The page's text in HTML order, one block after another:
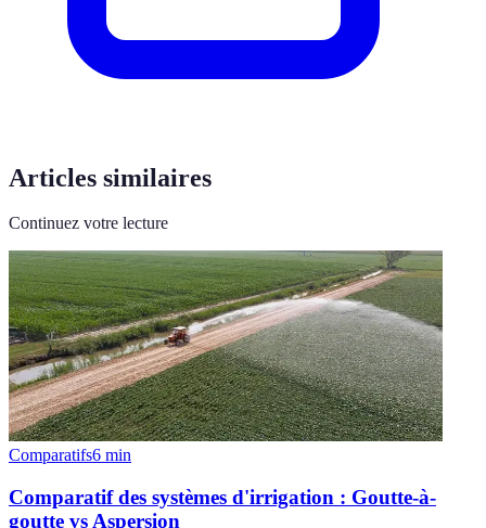
Articles similaires
Continuez votre lecture
Comparatifs6 min
Comparatif des systèmes d'irrigation : Goutte-à-
goutte vs Aspersion